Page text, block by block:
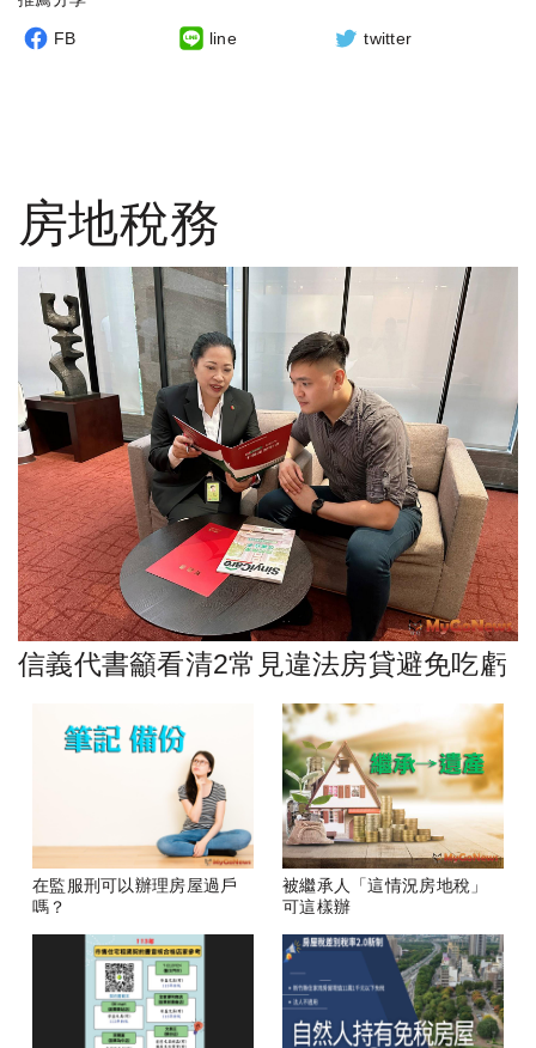
FB line twitter
房地稅務
信義代書籲看清2常見違法房貸避免吃虧
在監服刑可以辦理房屋過戶
嗎？
被繼承人「這情況房地稅」
可這樣辦